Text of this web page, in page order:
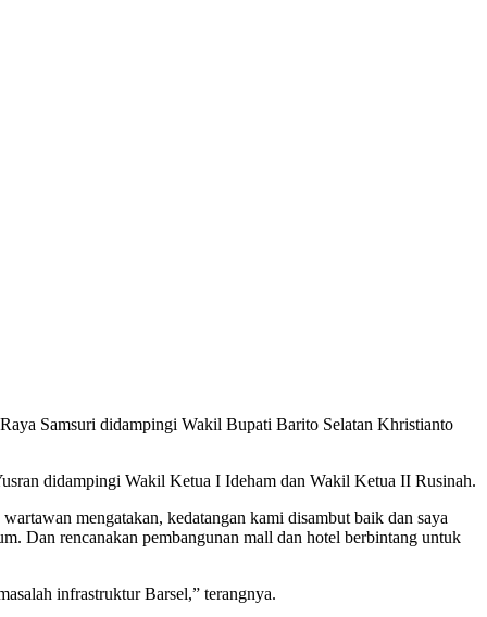
Samsuri didampingi Wakil Bupati Barito Selatan Khristianto
didampingi Wakil Ketua I Ideham dan Wakil Ketua II Rusinah.
mengatakan, kedatangan kami disambut baik dan saya
Dan rencanakan pembangunan mall dan hotel berbintang untuk
infrastruktur Barsel,” terangnya.